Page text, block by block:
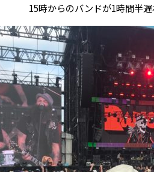
15時からのバンドが1時間半